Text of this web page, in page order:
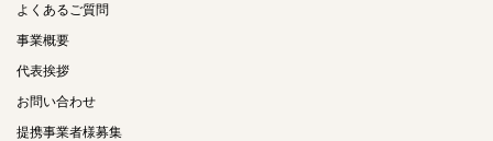
よくあるご質問
事業概要
代表挨拶
お問い合わせ
提携事業者様募集